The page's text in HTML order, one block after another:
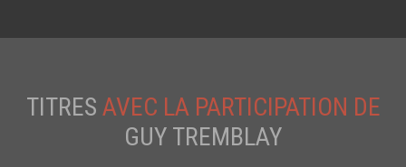
TITRES AVEC LA PARTICIPATION DE
GUY TREMBLAY